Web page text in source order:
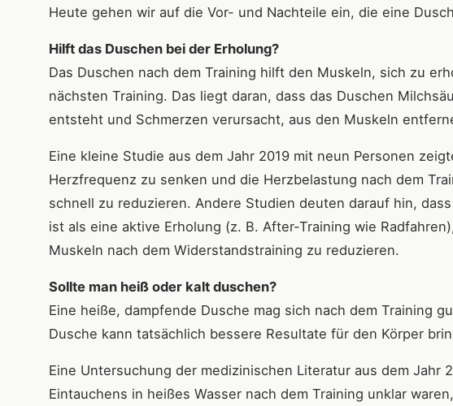
Heute gehen wir auf die Vor- und Nachteile ein, die eine
Hilft das Duschen bei der Erholung?
Das Duschen nach dem Training hilft den Muskeln, sich zu
nächsten Training. Das liegt daran, dass das Duschen
entsteht und Schmerzen verursacht, aus den Muskeln
Eine kleine Studie aus dem Jahr 2019 mit neun Personen
Herzfrequenz zu senken und die Herzbelastung nach dem
schnell zu reduzieren. Andere Studien deuten darauf hin,
ist als eine aktive Erholung (z. B. After-Training wie
Muskeln nach dem Widerstandstraining zu reduzieren.
Sollte man heiß oder kalt duschen?
Eine heiße, dampfende Dusche mag sich nach dem Training
Dusche kann tatsächlich bessere Resultate für den Körper
Eine Untersuchung der medizinischen Literatur aus dem Jahr
Eintauchens in heißes Wasser nach dem Training unklar